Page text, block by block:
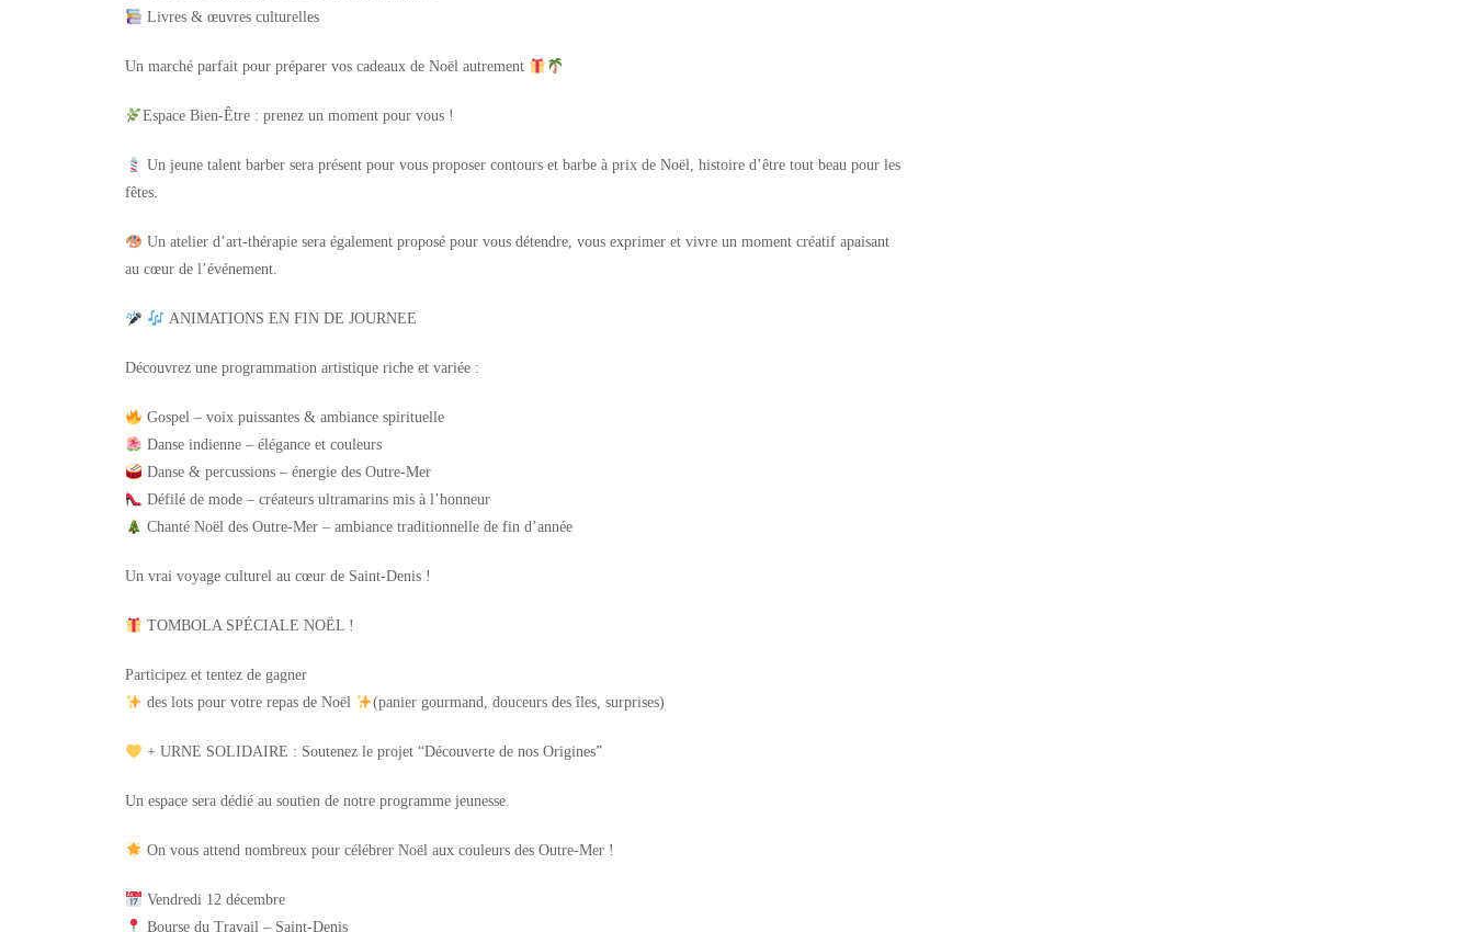
Livres & œuvres culturelles
Un marché parfait pour préparer vos cadeaux de Noël autrement
Espace Bien-Être : prenez un moment pour vous !
Un jeune talent barbersera présent pour vous proposer contours et barbe à prix de Noël, histoire d’être tout beau pour les
fêtes.
Un atelier d’art-thérapiesera également proposé pour vous détendre, vous exprimer et vivre un moment créatif apaisant
au cœur de l’événement.
ANIMATIONS EN FIN DE JOURNEE
Découvrez une programmation artistique riche et variée :
Gospel– voix puissantes & ambiance spirituelle
Danse indienne –élégance et couleurs
Danse & percussions– énergie des Outre-Mer
Défilé de mode –créateurs ultramarins mis à l’honneur
Chanté Noël des Outre-Mer– ambiance traditionnelle de fin d’année
Un vrai voyage culturel au cœur de Saint-Denis !
TOMBOLA SPÉCIALE NOËL !
Participez et tentez de gagner
des lots pour votre repas de Noël
(panier gourmand, douceurs des îles, surprises)
+ URNE SOLIDAIRE : Soutenez le projet “Découverte de nos Origines”
Un espace sera dédié au soutien de notre programme jeunesse.
On vous attend nombreux pour célébrer Noël aux couleurs des Outre-Mer !
Vendredi 12 décembre
Bourse du Travail – Saint-Denis